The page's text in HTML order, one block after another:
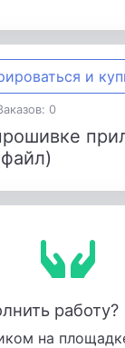
и
0
работу?
на